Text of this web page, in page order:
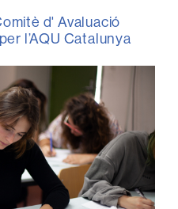
d' Avaluació
l’AQU Catalunya